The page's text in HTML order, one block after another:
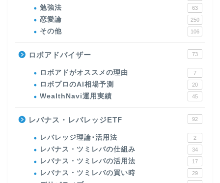
勉強法 63
恋愛論 250
その他 106
ロボアドバイザー 73
ロボアドがオススメの理由 7
ロボプロのAI相場予測 20
WealthNavi運用実績 45
レバナス・レバレッジETF 92
レバレッジ理論･活用法 2
レバナス・ツミレバの仕組み 34
レバナス・ツミレバの活用法 17
レバナス・ツミレバの買い時 29